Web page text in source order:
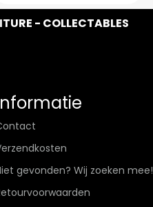
- COLLECTABLES
gevonden? Wij zoeken mee!